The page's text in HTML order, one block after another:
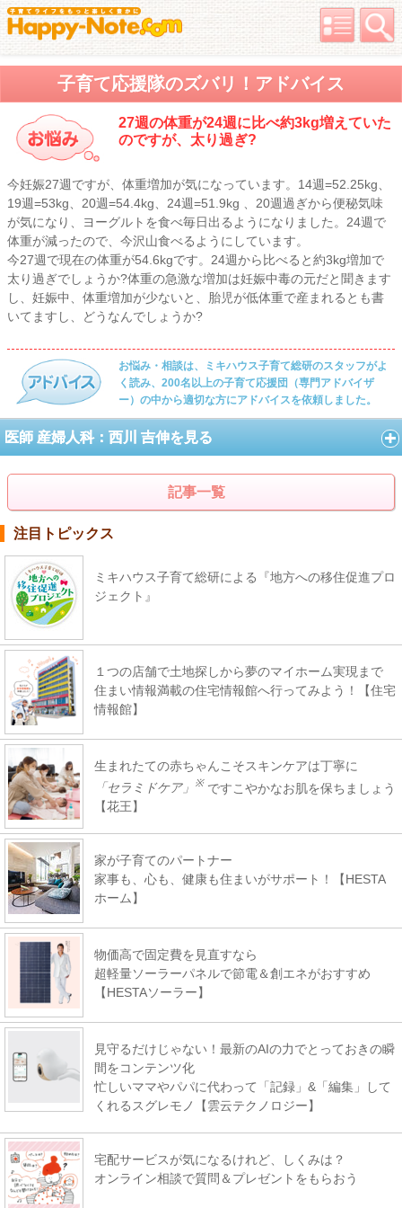
子育て応援隊のズバリ！アドバイス
27週の体重が24週に比べ約3kg増えていた
のですが、太り過ぎ?
今妊娠27週ですが、体重増加が気になっています。14週=52.25kg、
19週=53kg、20週=54.4kg、24週=51.9kg 、20週過ぎから便秘気味
が気になり、ヨーグルトを食べ毎日出るようになりました。24週で
体重が減ったので、今沢山食べるようにしています。
今27週で現在の体重が54.6kgです。24週から比べると約3kg増加で
太り過ぎでしょうか?体重の急激な増加は妊娠中毒の元だと聞きます
し、妊娠中、体重増加が少ないと、胎児が低体重で産まれるとも書
いてますし、どうなんでしょうか?
お悩み・相談は、ミキハウス子育て総研のスタッフがよ
く読み、200名以上の子育て応援団（専門アドバイザ
ー）の中から適切な方にアドバイスを依頼しました。
医師 産婦人科：西川 吉伸を見る
記事一覧
注目トピックス
ミキハウス子育て総研による『地方への移住促進プロ
ジェクト』
１つの店舗で土地探しから夢のマイホーム実現まで
住まい情報満載の住宅情報館へ行ってみよう！【住宅
情報館】
生まれたての赤ちゃんこそスキンケアは丁寧に
「セラミドケア」
※ ですこやかなお肌を保ちましょう
【花王】
家が子育てのパートナー
家事も、心も、健康も住まいがサポート！【HESTA
ホーム】
物価高で固定費を見直すなら
超軽量ソーラーパネルで節電＆創エネがおすすめ
【HESTAソーラー】
見守るだけじゃない！最新のAIの力でとっておきの瞬
間をコンテンツ化
忙しいママやパパに代わって「記録」&「編集」して
くれるスグレモノ【雲云テクノロジー】
宅配サービスが気になるけれど、しくみは？
オンライン相談で質問＆プレゼントをもらおう